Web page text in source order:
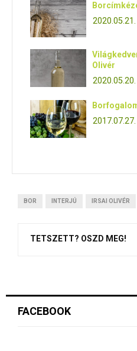
2020.05.21.
Olivér
2020.05.20.
2017.07.27.
BOR INTERJÚ IRSAI OLIVÉR
TETSZETT? OSZD MEG!
FACEBOOK